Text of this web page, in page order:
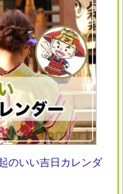
のいい吉日カレンダ